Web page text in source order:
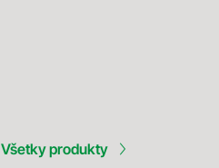
Všetky produkty